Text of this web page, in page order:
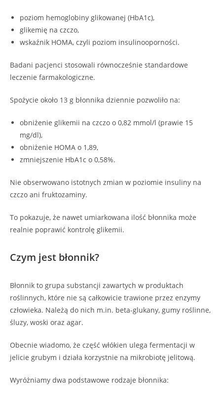
poziom hemoglobiny glikowanej (HbA1c),
glikemię na czczo,
wskaźnik HOMA, czyli poziom insulinooporności.
Badani pacjenci stosowali równocześnie standardowe
leczenie farmakologiczne.
Spożycie około 13 g błonnika dziennie pozwoliło na:
obniżenie glikemii na czczo o 0,82 mmol/l (prawie 15
mg/dl),
obniżenie HOMA o 1,89,
zmniejszenie HbA1c o 0,58%.
Nie obserwowano istotnych zmian w poziomie insuliny na
czczo ani fruktozaminy.
To pokazuje, że nawet umiarkowana ilość błonnika może
realnie poprawić kontrolę glikemii.
Czym jest błonnik?
Błonnik to grupa substancji zawartych w produktach
roślinnych, które nie są całkowicie trawione przez enzymy
człowieka. Należą do nich m.in. beta-glukany, gumy roślinne,
śluzy, woski oraz agar.
Obecnie wiadomo, że część włókien ulega fermentacji w
jelicie grubym i działa korzystnie na mikrobiotę jelitową.
Wyróżniamy dwa podstawowe rodzaje błonnika: